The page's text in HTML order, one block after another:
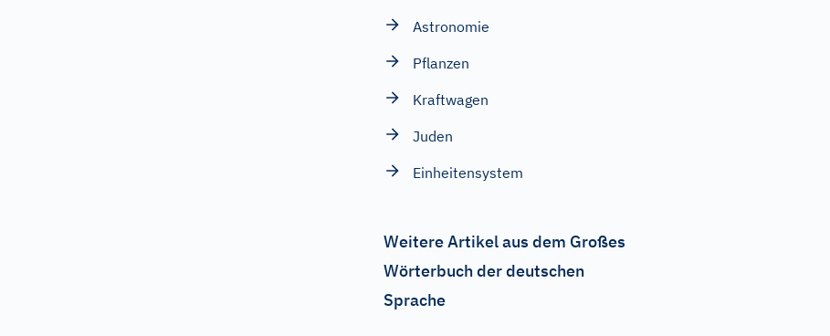
Astronomie
Pflanzen
Kraftwagen
Juden
Einheitensystem
Weitere Artikel aus dem Großes
Wörterbuch der deutschen
Sprache